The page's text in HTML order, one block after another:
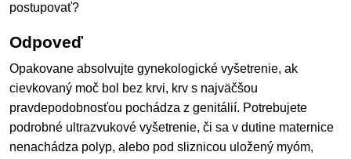
postupovať?
Odpoveď
Opakovane absolvujte gynekologické vyšetrenie, ak
cievkovaný moč bol bez krvi, krv s najväčšou
pravdepodobnosťou pochádza z genitálií. Potrebujete
podrobné ultrazvukové vyšetrenie, či sa v dutine maternice
nenachádza polyp, alebo pod sliznicou uložený myóm,